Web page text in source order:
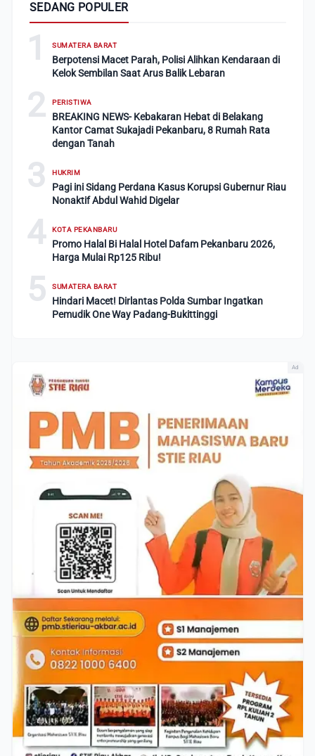
SEDANG POPULER
1 SUMATERA BARAT
Berpotensi Macet Parah, Polisi Alihkan Kendaraan di
Kelok Sembilan Saat Arus Balik Lebaran
2 PERISTIWA
BREAKING NEWS- Kebakaran Hebat di Belakang
Kantor Camat Sukajadi Pekanbaru, 8 Rumah Rata
dengan Tanah
3 HUKRIM
Pagi ini Sidang Perdana Kasus Korupsi Gubernur Riau
Nonaktif Abdul Wahid Digelar
4 KOTA PEKANBARU
Promo Halal Bi Halal Hotel Dafam Pekanbaru 2026,
Harga Mulai Rp125 Ribu!
5 SUMATERA BARAT
Hindari Macet! Dirlantas Polda Sumbar Ingatkan
Pemudik One Way Padang-Bukittinggi
Ad